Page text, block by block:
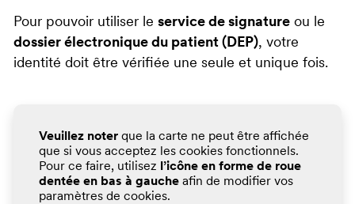
Pour pouvoir utiliser le service de signature ou le
dossier électronique du patient (DEP), votre
identité doit être vérifiée une seule et unique fois.
Veuillez noter que la carte ne peut être affichée
que si vous acceptez les cookies fonctionnels.
Pour ce faire, utilisez
l’icône en forme de roue
dentée en bas à gauche afin de modifier vos
paramètres de cookies.